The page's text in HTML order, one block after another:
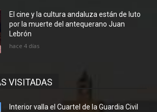
El cine y la cultura andaluza están de luto
por la muerte del antequerano Juan
Lebrón
hace 4 días
VISITADAS
Interior valla el Cuartel de la Guardia Civil